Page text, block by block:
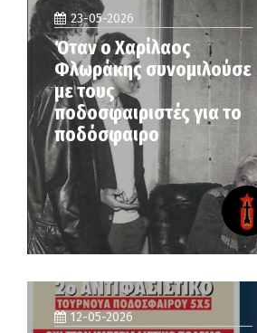
23-05-2026
Όταν ο Χαρίλαος
Φλωράκης συνομιλούσε
με τους
ποδοσφαιριστές για το
ποδόσφαιρο
12-05-2026